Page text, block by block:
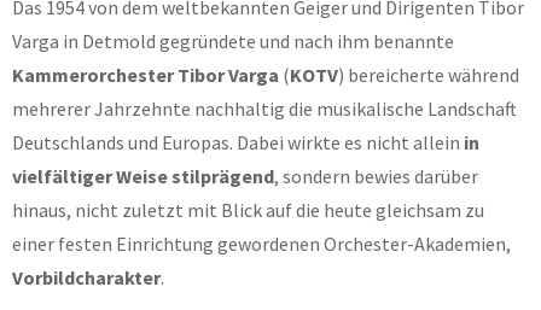
Das 1954 von dem weltbekannten Geiger und Dirigenten Tibor
Varga in Detmold gegründete und nach ihm benannte
Kammerorchester Tibor Varga (KOTV) bereicherte während
mehrerer Jahrzehnte nachhaltig die musikalische Landschaft
Deutschlands und Europas. Dabei wirkte es nicht allein in
vielfältiger Weise stilprägend, sondern bewies darüber
hinaus, nicht zuletzt mit Blick auf die heute gleichsam zu
einer festen Einrichtung gewordenen Orchester-Akademien,
Vorbildcharakter.